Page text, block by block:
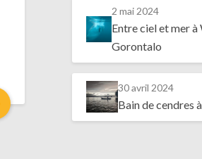
2 mai 2024
Entre ciel et mer
Gorontalo
30 avril 2024
Bain de cendres